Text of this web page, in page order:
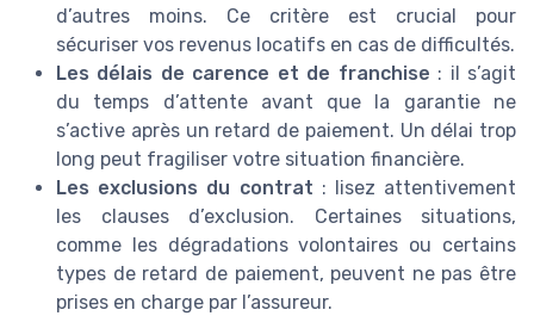
d’autres moins. Ce critère est crucial pour
sécuriser vos revenus locatifs en cas de difficultés.
Les délais de carence et de franchise : il s’agit
du temps d’attente avant que la garantie ne
s’active après un retard de paiement. Un délai trop
long peut fragiliser votre situation financière.
Les exclusions du contrat : lisez attentivement
les clauses d’exclusion. Certaines situations,
comme les dégradations volontaires ou certains
types de retard de paiement, peuvent ne pas être
prises en charge par l’assureur.